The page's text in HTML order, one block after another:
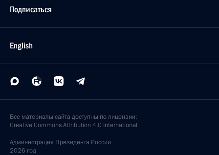
Подписаться
English
Все материалы сайта доступны по лицензии:
Creative Commons Attribution 4.0 International
Администрация Президента России
2026 год